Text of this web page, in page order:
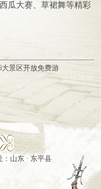
瓜大赛、草裙舞等精彩
景区开放免费游
：山东 · 东平县